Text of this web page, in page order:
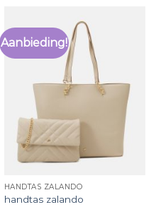
Aanbieding!
HANDTAS ZALANDO
handtas zalando